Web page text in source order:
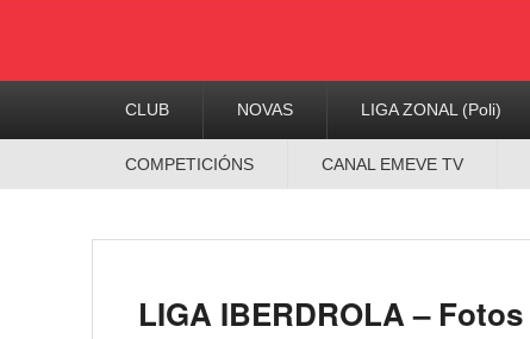
CLUB NOVAS LIGA ZONAL (Poli)
COMPETICIÓNS CANAL EMEVE TV
LIGA IBERDROLA – Fotos